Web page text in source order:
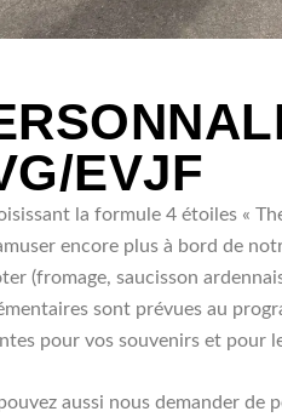
EVJF
la formule 4 étoiles «
encore plus à bord de
(fromage, saucisson
sont prévues au
pour vos souvenirs et pour
aussi nous demander de